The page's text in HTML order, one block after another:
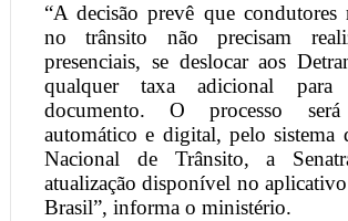
“A decisão prevê que condutores
no trânsito não precisam
presenciais, se deslocar aos
qualquer taxa adicional
documento. O processo será
automático e digital, pelo sistema
Nacional de Trânsito, a
atualização disponível no
Brasil”, informa o ministério.